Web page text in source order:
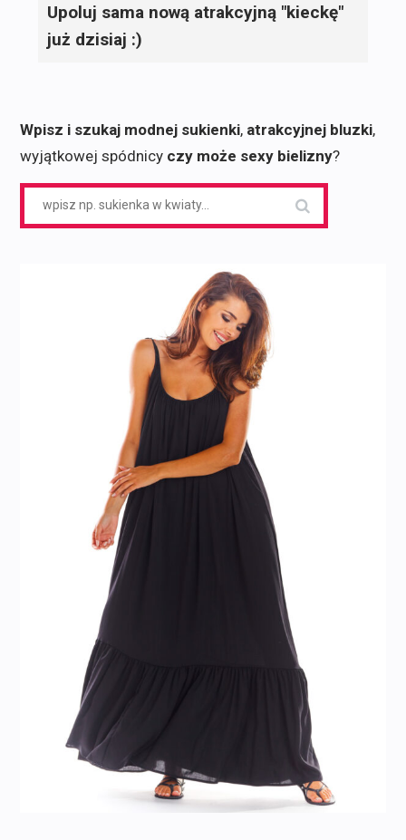
Upoluj sama nową atrakcyjną "kieckę"
już dzisiaj :)
Wpisz i szukaj modnej sukienki, atrakcyjnej bluzki,
wyjątkowej spódnicy czy może sexy bielizny?